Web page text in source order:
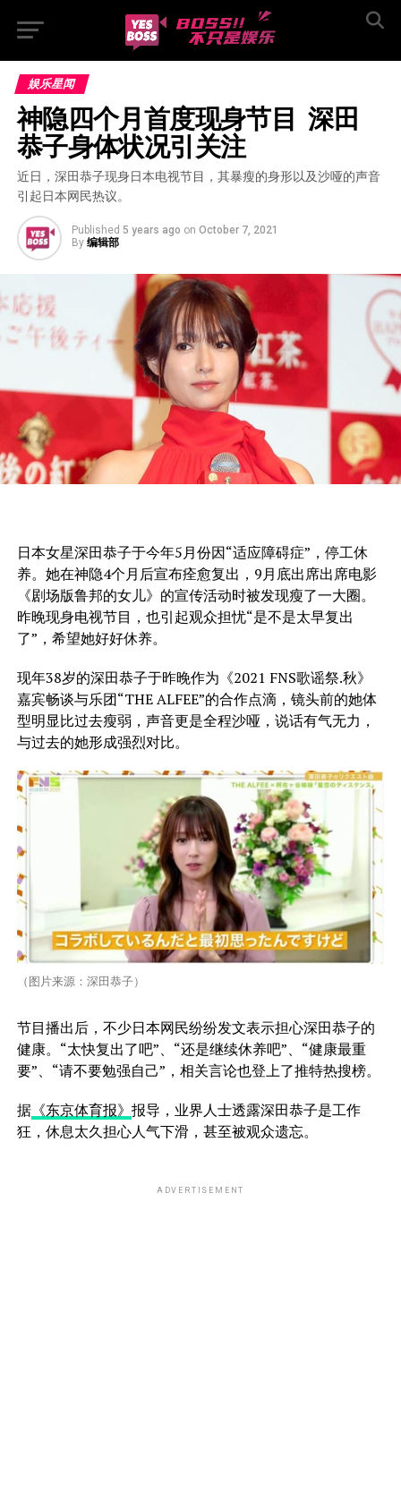
娱乐星闻
神隐四个月首度现身节目  深田
恭子身体状况引关注
近日，深田恭子现身日本电视节目，其暴瘦的身形以及沙哑的声音
引起日本网民热议。
Published 5 years ago on October 7, 2021
By 编辑部
日本女星深田恭子于今年5月份因“适应障碍症”，停工休
养。她在神隐4个月后宣布痊愈复出，9月底出席出席电影
《剧场版鲁邦的女儿》的宣传活动时被发现瘦了一大圈。
昨晚现身电视节目，也引起观众担忧“是不是太早复出
了”，希望她好好休养。
现年38岁的深田恭子于昨晚作为《2021 FNS歌谣祭.秋》
嘉宾畅谈与乐团“THE ALFEE”的合作点滴，镜头前的她体
型明显比过去瘦弱，声音更是全程沙哑，说话有气无力，
与过去的她形成强烈对比。
（图片来源：深田恭子）
节目播出后，不少日本网民纷纷发文表示担心深田恭子的
健康。“太快复出了吧”、“还是继续休养吧”、“健康最重
要”、“请不要勉强自己”，相关言论也登上了推特热搜榜。
据《东京体育报》 报导，业界人士透露深田恭子是工作
狂，休息太久担心人气下滑，甚至被观众遗忘。
ADVERTISEMENT